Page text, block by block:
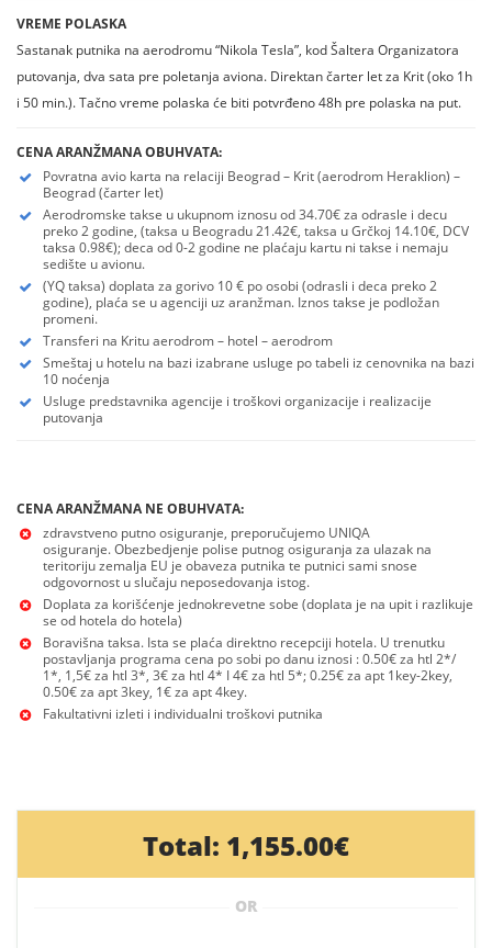
VREME POLASKA
Sastanak putnika na aerodromu “Nikola Tesla”, kod Šaltera Organizatora
putovanja, dva sata pre poletanja aviona. Direktan čarter let za Krit (oko 1h
i 50 min.). Tačno vreme polaska će biti potvrđeno 48h pre polaska na put.
CENA ARANŽMANA OBUHVATA:
Povratna avio karta na relaciji Beograd – Krit (aerodrom Heraklion) –
Beograd (čarter let)
Aerodromske takse u ukupnom iznosu od 34.70€ za odrasle i decu
preko 2 godine, (taksa u Beogradu 21.42€, taksa u Grčkoj 14.10€, DCV
taksa 0.98€); deca od 0-2 godine ne plaćaju kartu ni takse i nemaju
sedište u avionu.
(YQ taksa) doplata za gorivo 10 € po osobi (odrasli i deca preko 2
godine), plaća se u agenciji uz aranžman. Iznos takse je podložan
promeni.
Transferi na Kritu aerodrom – hotel – aerodrom
Smeštaj u hotelu na bazi izabrane usluge po tabeli iz cenovnika na bazi
10 noćenja
Usluge predstavnika agencije i troškovi organizacije i realizacije
putovanja
CENA ARANŽMANA NE OBUHVATA:
zdravstveno putno osiguranje, preporučujemo UNIQA
osiguranje. Obezbedjenje polise putnog osiguranja za ulazak na
teritoriju zemalja EU je obaveza putnika te putnici sami snose
odgovornost u slučaju neposedovanja istog.
Doplata za korišćenje jednokrevetne sobe (doplata je na upit i razlikuje
se od hotela do hotela)
Boravišna taksa. Ista se plaća direktno recepciji hotela. U trenutku
postavljanja programa cena po sobi po danu iznosi : 0.50€ za htl 2*/
1*, 1,5€ za htl 3*, 3€ za htl 4* I 4€ za htl 5*; 0.25€ za apt 1key-2key,
0.50€ za apt 3key, 1€ za apt 4key.
Fakultativni izleti i individualni troškovi putnika
Total: 1,155.00€
OR